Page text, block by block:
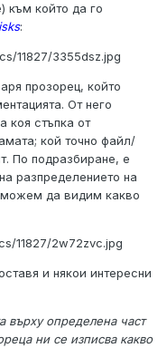
към който да го
:
11827/3355dsz.jpg
прозорец, който
От него
стъпка от
кой точно файл/
По подразбиране, е
разпределението на
можем да видим какво
11827/2w72zvc.jpg
и някои интересни
върху определена част
ни се изписва какво